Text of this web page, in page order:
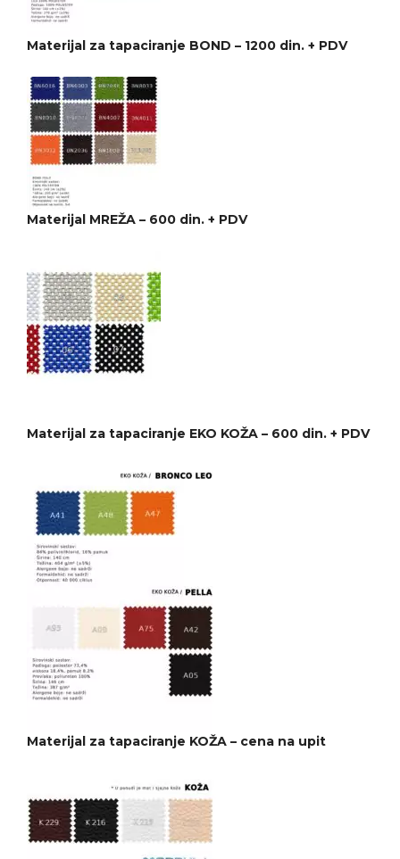
Materijal za tapaciranje BOND – 1200 din. + PDV
Materijal MREŽA – 600 din. + PDV
Materijal za tapaciranje EKO KOŽA – 600 din. + PDV
Materijal za tapaciranje KOŽA – cena na upit